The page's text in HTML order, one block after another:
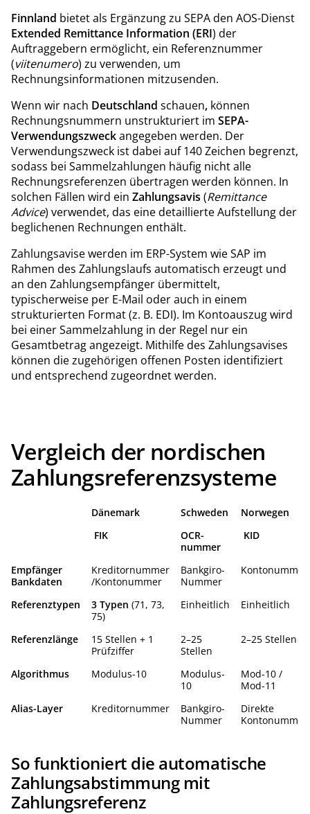
Finnland bietet als Ergänzung zu SEPA den AOS-Dienst
Extended Remittance Information (ERI) der
Auftraggebern ermöglicht, ein Referenznummer
(viitenumero) zu verwenden, um
Rechnungsinformationen mitzusenden.
Wenn wir nach Deutschland schauen, können
Rechnungsnummern unstrukturiert im SEPA-
Verwendungszweckangegeben werden. Der
Verwendungszweck ist dabei auf 140 Zeichen begrenzt,
sodass bei Sammelzahlungen häufig nicht alle
Rechnungsreferenzen übertragen werden können. In
solchen Fällen wird ein Zahlungsavis (Remittance
Advice) verwendet, das eine detaillierte Aufstellung der
beglichenen Rechnungen enthält.
Zahlungsavise werden im ERP-System wie SAP im
Rahmen des Zahlungslaufs automatisch erzeugt und
an den Zahlungsempfänger übermittelt,
typischerweise per E-Mail oder auch in einem
strukturierten Format (z. B. EDI). Im Kontoauszug wird
bei einer Sammelzahlung in der Regel nur ein
Gesamtbetrag angezeigt. Mithilfe des Zahlungsavises
können die zugehörigen offenen Posten identifiziert
und entsprechend zugeordnet werden.
Vergleich der nordischen
Zahlungsreferenzsysteme
Dänemark Schweden
Norwegen
FIK
OCR-
nummer
KID
Empfänger
Bankdaten
Kreditornummer
/Kontonummer
Bankgiro-
Nummer
Kontonummer
Referenztypen 3 Typen (71, 73,
75)
Einheitlich Einheitlich
Referenzlänge
15 Stellen + 1
Prüfziffer
2–25
Stellen
2–25 Stellen
Algorithmus Modulus-10
Modulus-
10
Mod-10 /
Mod-11
Alias-Layer
Kreditornummer
Bankgiro-
Nummer
Direkte
Kontonummer
So funktioniert die automatische
Zahlungsabstimmung mit
Zahlungsreferenz